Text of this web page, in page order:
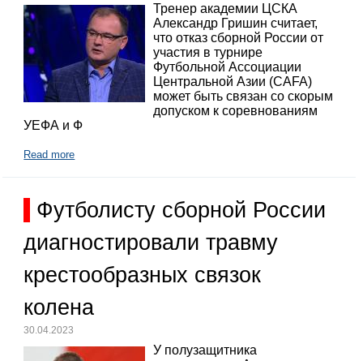
Тренер академии ЦСКА
Александр Гришин считает,
что отказ сборной России от
участия в турнире
Футбольной Ассоциации
Центральной Азии (CAFA)
может быть связан со скорым
допуском к соревнованиям
УЕФА и Ф
Read more
Футболисту сборной России
диагностировали травму
крестообразных связок
колена
30.04.2023
У полузащитника